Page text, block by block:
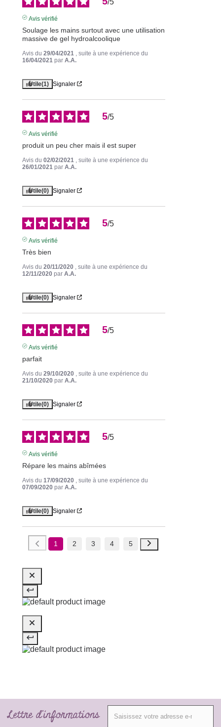
Avis vérifié
Soulage les mains surtout avec une utilisation
massive de gel hydroalcoolique
Avis du 29/04/2021 , suite à une expérience du
16/04/2021 par A.A.
Utile(1) Signaler
5/5
Avis vérifié
produit un peu cher mais il est super
Avis du 02/02/2021 , suite à une expérience du
26/01/2021 par A.A.
Utile(0) Signaler
5/5
Avis vérifié
Très bien
Avis du 20/11/2020 , suite à une expérience du
12/11/2020 par A.A.
Utile(0) Signaler
5/5
Avis vérifié
parfait
Avis du 29/10/2020 , suite à une expérience du
21/10/2020 par A.A.
Utile(0) Signaler
5/5
Avis vérifié
Répare les mains abîmées
Avis du 17/09/2020 , suite à une expérience du
07/09/2020 par A.A.
Utile(0) Signaler
1 2 3 4 5
Lettre d'informations